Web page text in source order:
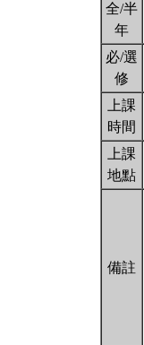
全/半
年
必/選
修
上課
時間
上課
地點
備註